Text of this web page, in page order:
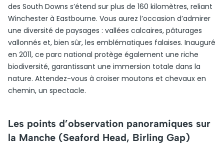
des South Downs s’étend sur plus de 160 kilomètres, reliant
Winchester à Eastbourne. Vous aurez l’occasion d’admirer
une diversité de paysages : vallées calcaires, pâturages
vallonnés et, bien sûr, les emblématiques falaises. Inauguré
en 2011, ce parc national protège également une riche
biodiversité, garantissant une immersion totale dans la
nature. Attendez-vous à croiser moutons et chevaux en
chemin, un spectacle.
Les points d’observation panoramiques sur
la Manche (Seaford Head, Birling Gap)